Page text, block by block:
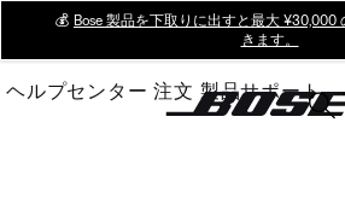
Main
💰 Bose 製品を下取りに出すと最大 ¥30,000
きます。
ヘルプセンター 注文 製品サポート